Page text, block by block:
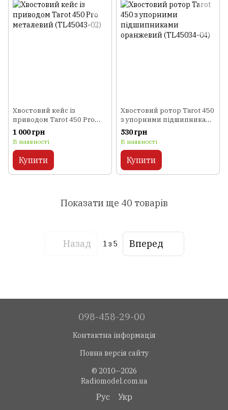
Хвостовий кейс із
приводом Tarot 450 Pro
металевий (TL45043-02)
1 000 грн
В наявності
Купити
Хвостовий ротор Tarot 450
з упорними підшипниками
оранжевий (TL45034-04)
530 грн
В наявності
Купити
Показати ще 40 товарів
Назад 1з 5 Вперед
098-458-29-00
Контактна інформація
Повна версія сайту
© 2010—2026
Radiomodel.com.ua
Рус Укр